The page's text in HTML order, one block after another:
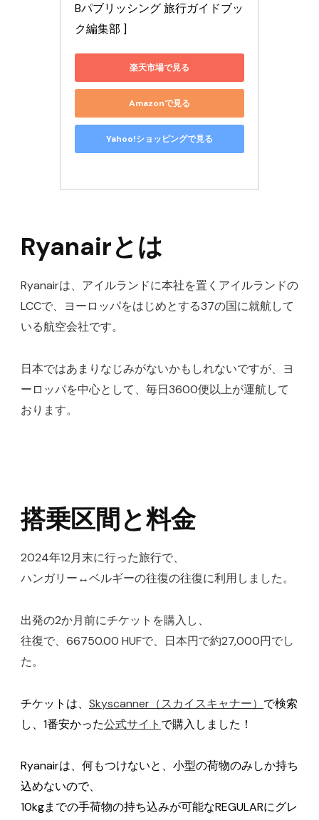
Bパブリッシング 旅行ガイドブッ
ク編集部 ]
楽天市場で見る
Amazonで見る
Yahoo!ショッピングで見る
Ryanairとは
Ryanairは、アイルランドに本社を置くアイルランドの
LCCで、ヨーロッパをはじめとする37の国に就航して
いる航空会社です。
日本ではあまりなじみがないかもしれないですが、ヨ
ーロッパを中心として、毎日3600便以上が運航して
おります。
搭乗区間と料金
2024年12月末に行った旅行で、
ハンガリー↔ベルギーの往復の往復に利用しました。
出発の2か月前にチケットを購入し、
往復で、66750.00 HUFで、日本円で約27,000円でし
た。
チケットは、 Skyscanner（スカイスキャナー） で検索
し、1番安かった公式サイト で購入しました！
Ryanairは、何もつけないと、小型の荷物のみしか持ち
込めないので、
10kgまでの手荷物の持ち込みが可能なREGULARにグレ